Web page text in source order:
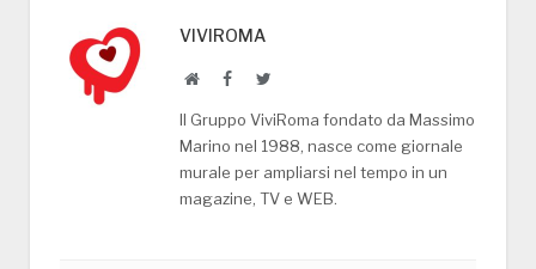
VIVIROMA
WebsiteFacebookTwitter
Il Gruppo ViviRoma fondato da Massimo
Marino nel 1988, nasce come giornale
murale per ampliarsi nel tempo in un
magazine, TV e WEB.